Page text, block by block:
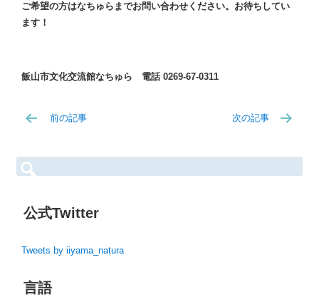
ご希望の方はなちゅらまでお問い合わせください。お待ちしてい
ます！
飯山市文化交流館なちゅら 電話 0269-67-0311
前の記事 次の記事
検
索:
公式Twitter
Tweets by iiyama_natura
言語